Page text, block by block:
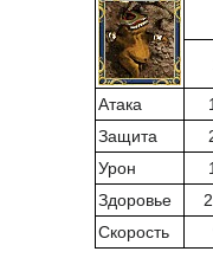
Атака
Защита
Урон
Здоровье
Скорость